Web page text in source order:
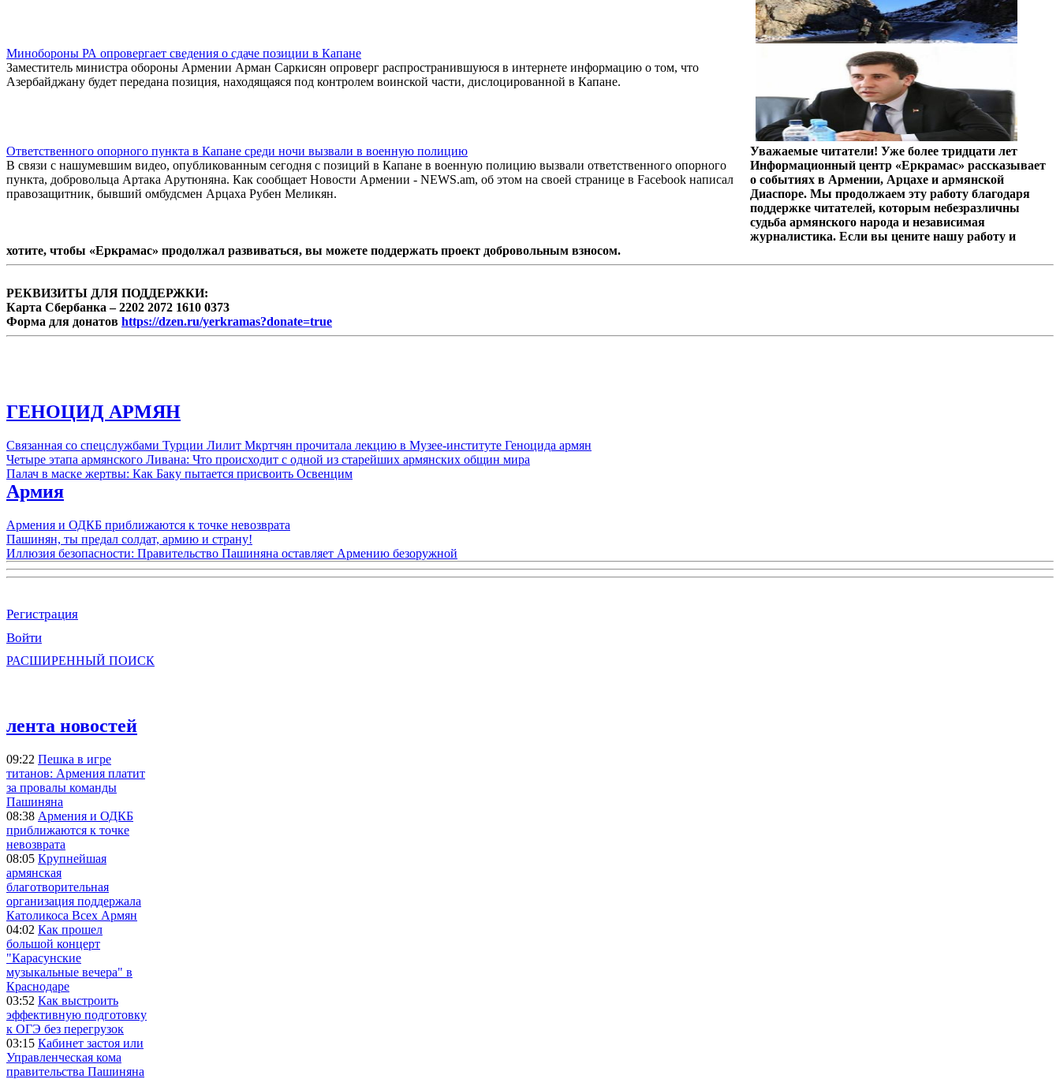
Минобороны РА опровергает сведения о сдаче позиции в Капане
Заместитель министра обороны Армении Арман Саркисян опроверг распространившуюся в интернете информацию о том, что
Азербайджану будет передана позиция, находящаяся под контролем воинской части, дислоцированной в Капане.
Ответственного опорного пункта в Капане среди ночи вызвали в военную полицию
В связи с нашумевшим видео, опубликованным сегодня с позиций в Капане в военную полицию вызвали ответственного опорного
пункта, добровольца Артака Арутюняна. Как сообщает Новости Армении - NEWS.am, об этом на своей странице в Facebook написал
правозащитник, бывший омбудсмен Арцаха Рубен Меликян.
Уважаемые читатели! Уже более тридцати лет
Информационный центр «Еркрамас» рассказывает
о событиях в Армении, Арцахе и армянской
Диаспоре. Мы продолжаем эту работу благодаря
поддержке читателей, которым небезразличны
судьба армянского народа и независимая
журналистика. Если вы цените нашу работу и
хотите, чтобы «Еркрамас» продолжал развиваться, вы можете поддержать проект добровольным взносом.
РЕКВИЗИТЫ ДЛЯ ПОДДЕРЖКИ:
Карта Сбербанка – 2202 2072 1610 0373
Форма для донатов https://dzen.ru/yerkramas?donate=true
ГЕНОЦИД АРМЯН
Связанная со спецслужбами Турции Лилит Мкртчян прочитала лекцию в Музее-институте Геноцида армян
Четыре этапа армянского Ливана: Что происходит с одной из старейших армянских общин мира
Палач в маске жертвы: Как Баку пытается присвоить Освенцим
Армия
Армения и ОДКБ приближаются к точке невозврата
Пашинян, ты предал солдат, армию и страну!
Иллюзия безопасности: Правительство Пашиняна оставляет Армению безоружной
Регистрация
Войти
РАСШИРЕННЫЙ ПОИСК
лента новостей
09:22 Пешка в игре
титанов: Армения платит
за провалы команды
Пашиняна
08:38 Армения и ОДКБ
приближаются к точке
невозврата
08:05 Крупнейшая
армянская
благотворительная
организация поддержала
Католикоса Всех Армян
04:02 Как прошел
большой концерт
"Карасунские
музыкальные вечера" в
Краснодаре
03:52 Как выстроить
эффективную подготовку
к ОГЭ без перегрузок
03:15 Кабинет застоя или
Управленческая кома
правительства Пашиняна